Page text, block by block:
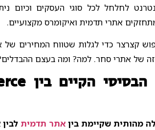
לחלחל לכל סוגי העסקים וכיום
אתרי תדמית ואיקומרס מקצועיים.
קצרצר כדי לגלות שטווח המחירים של
זה של אתרי סחר. למה? ומה בעצם
מהותית שקיימת בין אתר תדמית